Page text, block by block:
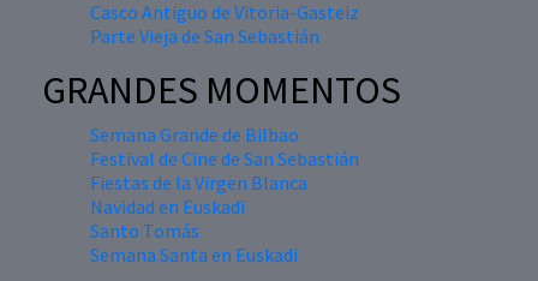
Casco Antiguo de Vitoria-Gasteiz
Parte Vieja de San Sebastián
GRANDES MOMENTOS
Semana Grande de Bilbao
Festival de Cine de San Sebastián
Fiestas de la Virgen Blanca
Navidad en Euskadi
Santo Tomás
Semana Santa en Euskadi